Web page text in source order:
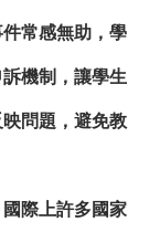
常感無助，學
機制，讓學生
問題，避免教
國際上許多國家